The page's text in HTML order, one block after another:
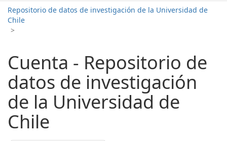
Repositorio de datos de investigación de la Universidad de
Chile
>
Cuenta - Repositorio de
datos de investigación
de la Universidad de
Chile